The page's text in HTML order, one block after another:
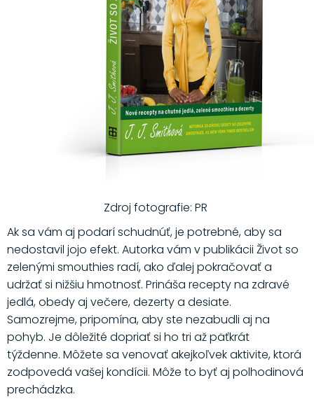
Zdroj fotografie: PR
Ak sa vám aj podarí schudnúť, je potrebné, aby sa
nedostavil jojo efekt. Autorka vám v publikácii Život so
zelenými smouthies radí, ako ďalej pokračovať a
udržať si nižšiu hmotnosť. Prináša recepty na zdravé
jedlá, obedy aj večere, dezerty a desiate.
Samozrejme, pripomína, aby ste nezabudli aj na
pohyb. Je dôležité dopriať si ho tri až päťkrát
týždenne. Môžete sa venovať akejkoľvek aktivite, ktorá
zodpovedá vašej kondícii. Môže to byť aj polhodinová
prechádzka.